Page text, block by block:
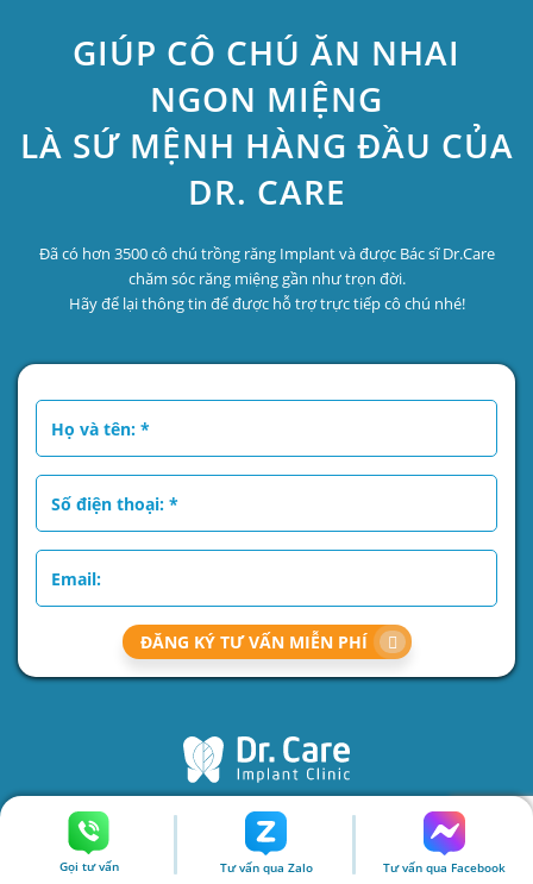
GIÚP CÔ CHÚ ĂN NHAI
NGON MIỆNG
LÀ SỨ MỆNH HÀNG ĐẦU CỦA
DR. CARE
Đã có hơn 3500 cô chú trồng răng Implant và được Bác sĩ Dr.Care
chăm sóc răng miệng gần như trọn đời.
Hãy để lại thông tin để được hỗ trợ trực tiếp cô chú nhé!
ĐĂNG KÝ TƯ VẤN MIỄN PHÍ
NHA KHOA CHUYÊN SÂU TRỒNG RĂNG IMPLANT
DÀNH RIÊNG CHO
CÔ CHÚ TRUNG NIÊN TẠI VIỆT NAM
Gọi tư vấn Tư vấn qua Zalo Tư vấn qua Facebook